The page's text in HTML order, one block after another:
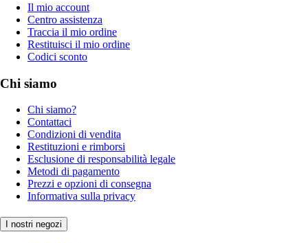
Il mio account
Centro assistenza
Traccia il mio ordine
Restituisci il mio ordine
Codici sconto
Chi siamo
Chi siamo?
Contattaci
Condizioni di vendita
Restituzioni e rimborsi
Esclusione di responsabilità legale
Metodi di pagamento
Prezzi e opzioni di consegna
Informativa sulla privacy
I nostri negozi